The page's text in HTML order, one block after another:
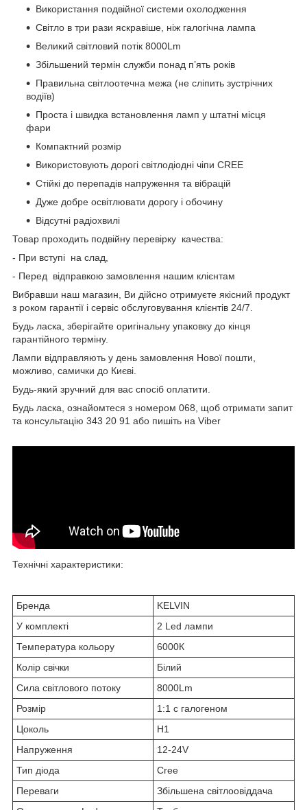
Використання подвійної системи охолодження
Світло в три рази яскравіше, ніж галогічна лампа
Великий світловий потік 8000Lm
Збільшений термін служби понад п’ять років
Правильна світлоотечна межа (не сліпить зустрічних
водіїв)
Проста і швидка встановлення ламп у штатні місця
фари
Компактний розмір
Використовують дорогі світлодіодні чіпи CREE
Стійкі до перепадів напруження та вібрацій
Дуже добре освітлювати дорогу і обочину
Відсутні радіохвилі
Товар проходить подвійну перевірку качества:
- При вступі на слад,
- Перед відправкою замовлення нашим клієнтам
Вибравши наш магазин, Ви дійсно отримуєте якісний продукт
з роком гарантії і сервіс обслуговування клієнтів 24/7.
Будь ласка, зберігайте оригінальну упаковку до кінця
гарантійного терміну.
Лампи відправляють у день замовлення Нової пошти,
можливо, самички до Києві.
Будь-який зручний для вас спосіб оплатити.
Будь ласка, ознайомтеся з номером 068, щоб отримати запит
та консультацію 343 20 91 або пишіть на Viber
Технічні характеристики:
Бренда
KELVIN
У комплекті
2 Led лампи
Температура кольору
6000К
Колір свічки
Білий
Сила світлового потоку
8000Lm
Розмір
1:1 с галогеном
Цоколь
Н1
Напруження
12-24V
Тип діода
Cree
Переваги
Збільшена світлоовіддача